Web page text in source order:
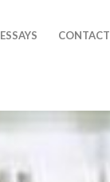
ESSAYS CONTACT